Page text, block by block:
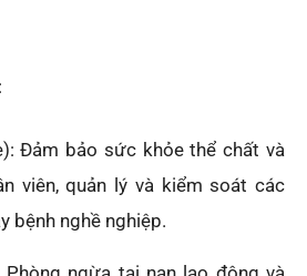
Đảm bảo sức khỏe thể chất và
viên, quản lý và kiểm soát các
bệnh nghề nghiệp.